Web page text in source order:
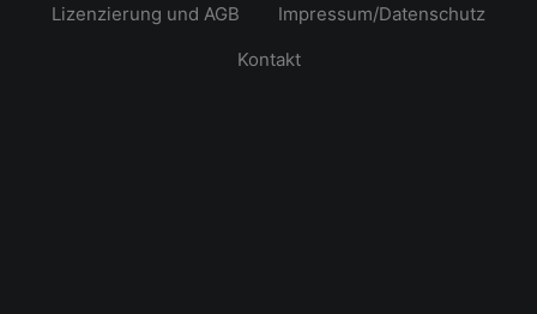
Lizenzierung und AGB
Impressum/Datenschutz
Kontakt